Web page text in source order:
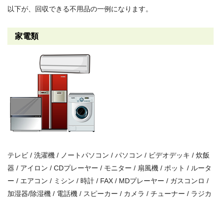
以下が、回収できる不用品の一例になります。
家電類
テレビ / 洗濯機 / ノートパソコン / パソコン / ビデオデッキ / 炊飯
器 / アイロン / CDプレーヤー / モニター / 扇風機 / ポット / ルータ
ー / エアコン / ミシン / 時計 / FAX / MDプレーヤー / ガスコンロ /
加湿器/除湿機 / 電話機 / スピーカー / カメラ / チューナー / ラジカ